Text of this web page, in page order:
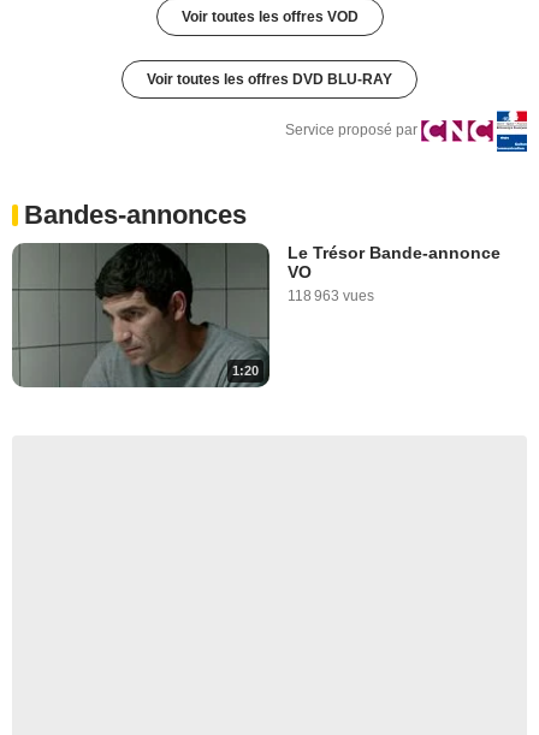
Voir toutes les offres VOD
Voir toutes les offres DVD BLU-RAY
Service proposé par
Bandes-annonces
1:20
Le Trésor Bande-annonce
VO
118 963 vues